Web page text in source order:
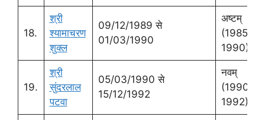
18.
श्री
श्‍यामाचरण
शुक्‍ल
09/12/1989 से
01/03/1990
अष्‍टम्
(1985-
1990)
19.
श्री
सुंदरलाल
पटवा
05/03/1990 से
15/12/1992
नवम्
(1990-
1992)